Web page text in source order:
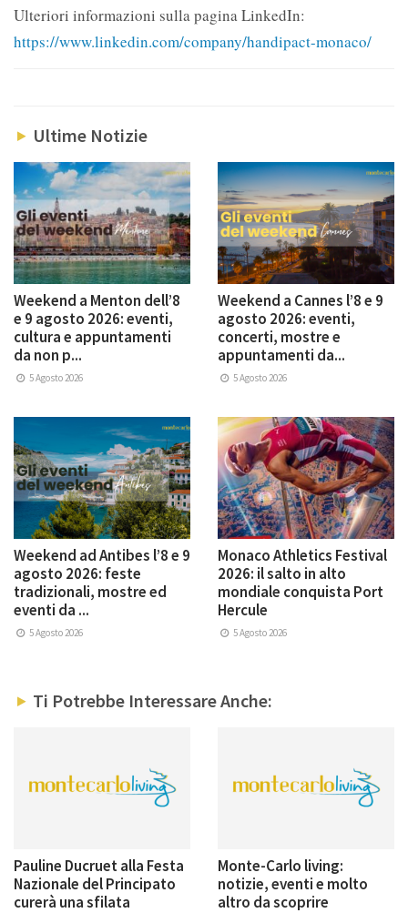
Ulteriori informazioni sulla pagina LinkedIn:
https://www.linkedin.com/company/handipact-monaco/
Ultime Notizie
Weekend a Menton dell’8
e 9 agosto 2026: eventi,
cultura e appuntamenti
da non p...
5 Agosto 2026
Weekend a Cannes l’8 e 9
agosto 2026: eventi,
concerti, mostre e
appuntamenti da...
5 Agosto 2026
Weekend ad Antibes l’8 e 9
agosto 2026: feste
tradizionali, mostre ed
eventi da ...
5 Agosto 2026
Monaco Athletics Festival
2026: il salto in alto
mondiale conquista Port
Hercule
5 Agosto 2026
Ti Potrebbe Interessare Anche:
Pauline Ducruet alla Festa
Nazionale del Principato
curerà una sfilata
Monte-Carlo living:
notizie, eventi e molto
altro da scoprire